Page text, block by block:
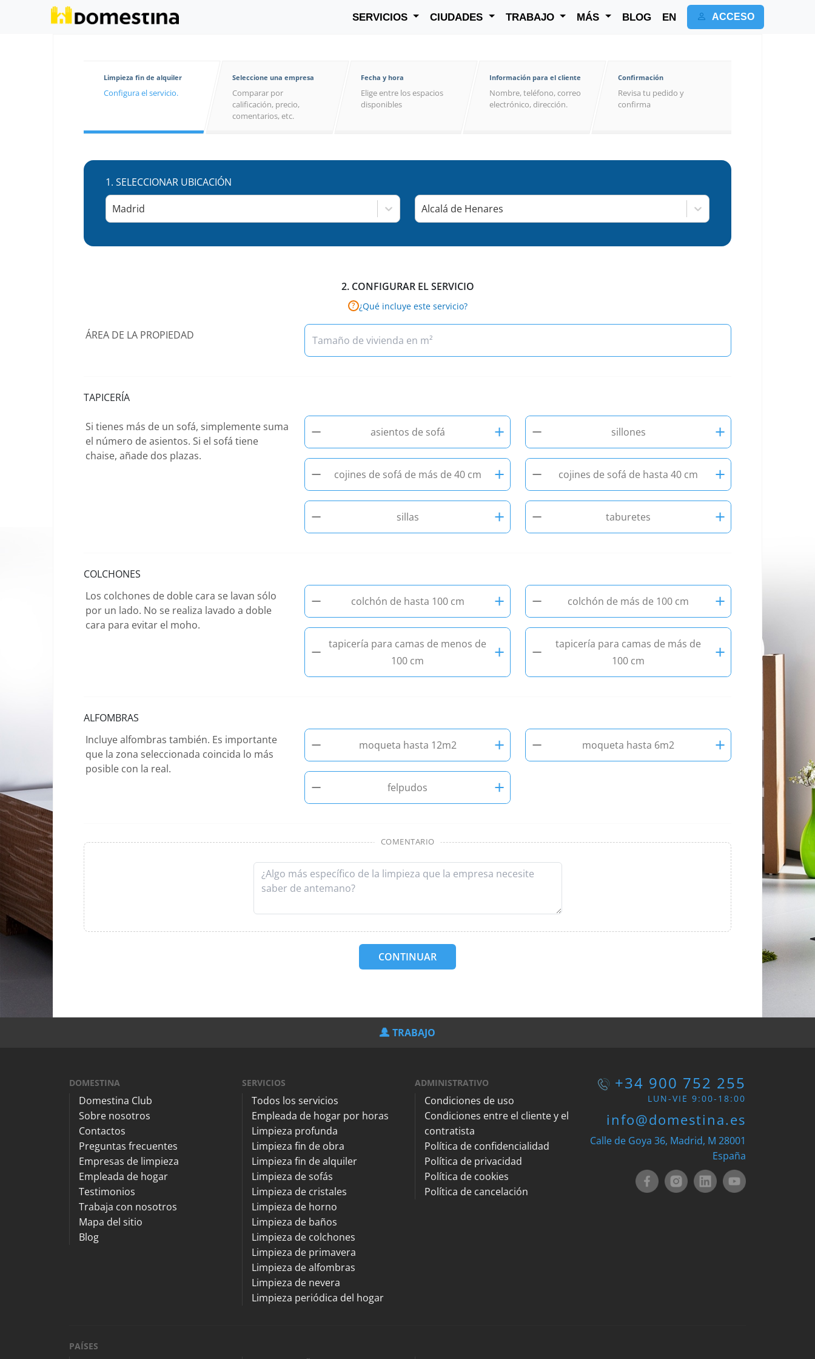
SERVICIOS CIUDADES TRABAJO MÁS BLOG EN ACCESO
Limpieza fin de alquiler
Configura el servicio.
Seleccione una empresa
Comparar por
calificación, precio,
comentarios, etc.
Fecha y hora
Elige entre los espacios
disponibles
Información para el cliente
Nombre, teléfono, correo
electrónico, dirección.
Confirmación
Revisa tu pedido y
confirma
1. SELECCIONAR UBICACIÓN
Madrid
Alcalá de Henares
2. CONFIGURAR EL SERVICIO
? ¿Qué incluye este servicio?
ÁREA DE LA PROPIEDAD
TAPICERÍA
Si tienes más de un sofá, simplemente suma
el número de asientos. Si el sofá tiene
chaise, añade dos plazas.
− asientos de sofá + − sillones
+
−
cojines de sofá de más de 40 cm + − cojines de sofá de hasta 40 cm
+
−
sillas + − taburetes +
COLCHONES
Los colchones de doble cara se lavan sólo
por un lado. No se realiza lavado a doble
cara para evitar el moho.
− colchón de hasta 100 cm + − colchón de más de 100 cm +
− tapicería para camas de menos de
100 cm
+ −
tapicería para camas de más de
100 cm
+
ALFOMBRAS
Incluye alfombras también. Es importante
que la zona seleccionada coincida lo más
posible con la real.
− moqueta hasta 12m2 + − moqueta hasta 6m2
+
−
felpudos +
COMENTARIO
CONTINUAR
TRABAJO
DOMESTINA
Domestina Club
Sobre nosotros
Contactos
Preguntas frecuentes
Empresas de limpieza
Empleada de hogar
Testimonios
Trabaja con nosotros
Mapa del sitio
Blog
SERVICIOS
Todos los servicios
Empleada de hogar por horas
Limpieza profunda
Limpieza fin de obra
Limpieza fin de alquiler
Limpieza de sofás
Limpieza de cristales
Limpieza de horno
Limpieza de baños
Limpieza de colchones
Limpieza de primavera
Limpieza de alfombras
Limpieza de nevera
Limpieza periódica del hogar
ADMINISTRATIVO
Condiciones de uso
Condiciones entre el cliente y el
contratista
Política de confidencialidad
Política de privacidad
Política de cookies
Política de cancelación
+34 900 752 255
LUN-VIE 9:00-18:00
info@domestina.es
Calle de Goya 36, Madrid, M 28001
España
PAÍSES